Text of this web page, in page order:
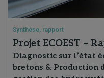
Synthèse, rapport
Projet ECOEST –
Diagnostic sur l’état
bretons & Production